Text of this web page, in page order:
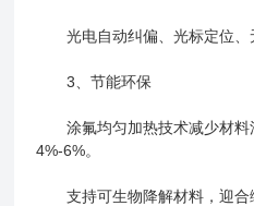
光电自动纠偏、光标定位、
‌3、节能环保‌
涂氟均匀加热技术减少材料
4%-6%。
支持可生物降解材料，迎合